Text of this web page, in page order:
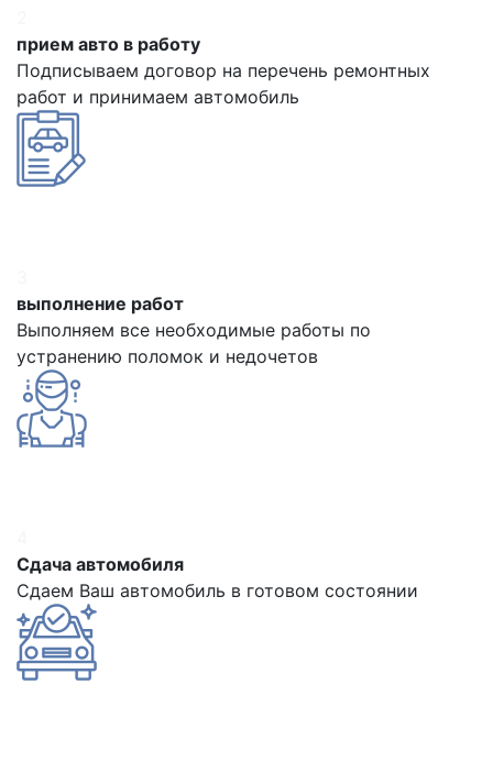
прием авто в работу
Подписываем договор на перечень ремонтных
работ и принимаем автомобиль
выполнение работ
Выполняем все необходимые работы по
устранению поломок и недочетов
Сдача автомобиля
Сдаем Ваш автомобиль в готовом состоянии